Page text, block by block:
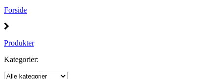
Forside
Produkter
Kategorier: